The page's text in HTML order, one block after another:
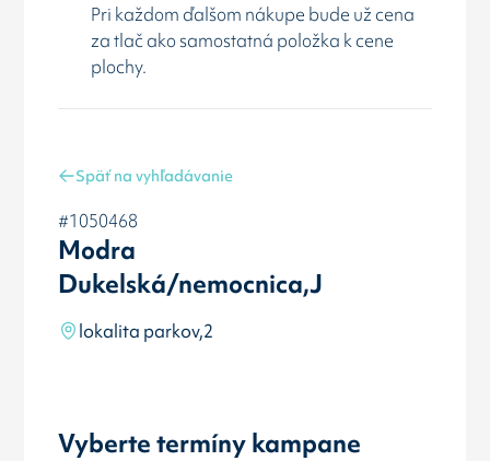
Pri každom ďalšom nákupe bude už cena
za tlač ako samostatná položka k cene
plochy.
Späť na vyhľadávanie
#1050468
Modra
Dukelská/nemocnica,J
lokalita parkov,2
Vyberte termíny kampane